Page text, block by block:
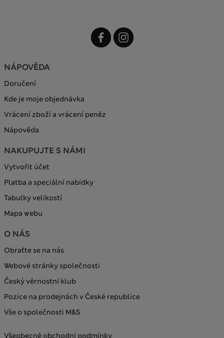
NÁPOVĚDA
Doručení
Kde je moje objednávka
Vrácení zboží a vrácení peněz
Nápověda
NAKUPUJTE S NÁMI
Vytvořit účet
Platba a speciální nabídky
Tabulky velikostí
Mapa webu
O NÁS
Obraťte se na nás
Webové stránky společnosti
Český věrnostní klub
Pozice na prodejnách v České republice
Vše o společnosti M&S
Všeobecné obchodní podmínky